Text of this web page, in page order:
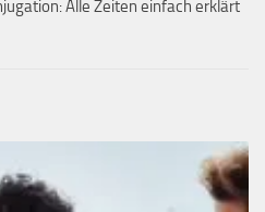
Alle Zeiten einfach erklärt